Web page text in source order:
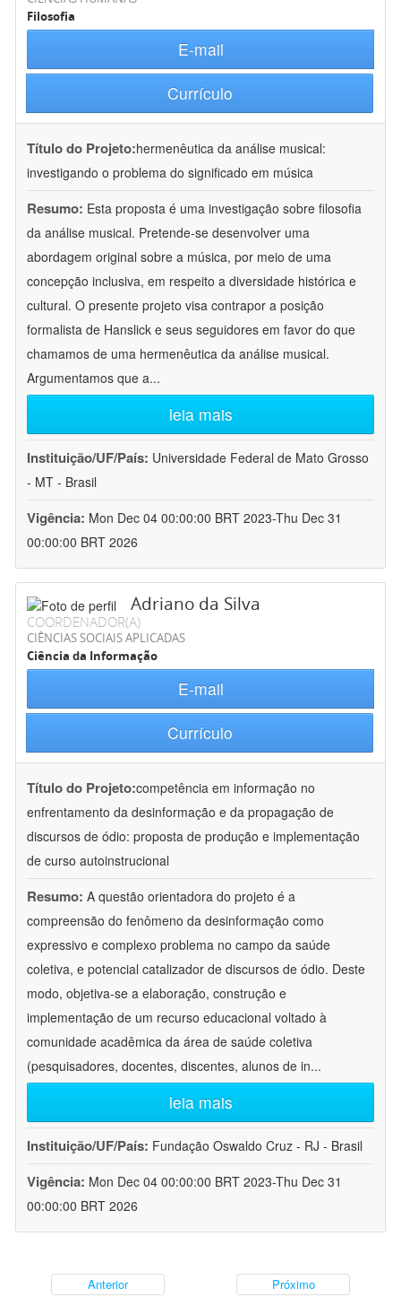
Filosofia
E-mail
Currículo
Título do Projeto:hermenêutica da análise musical:
investigando o problema do significado em música
Resumo: Esta proposta é uma investigação sobre filosofia
da análise musical. Pretende-se desenvolver uma
abordagem original sobre a música, por meio de uma
concepção inclusiva, em respeito a diversidade histórica e
cultural. O presente projeto visa contrapor a posição
formalista de Hanslick e seus seguidores em favor do que
chamamos de uma hermenêutica da análise musical.
Argumentamos que a...
leia mais
Instituição/UF/País: Universidade Federal de Mato Grosso
- MT - Brasil
Vigência: Mon Dec 04 00:00:00 BRT 2023-Thu Dec 31
00:00:00 BRT 2026
Adriano da Silva
COORDENADOR(A)
CIÊNCIAS SOCIAIS APLICADAS
Ciência da Informação
E-mail
Currículo
Título do Projeto:competência em informação no
enfrentamento da desinformação e da propagação de
discursos de ódio: proposta de produção e implementação
de curso autoinstrucional
Resumo: A questão orientadora do projeto é a
compreensão do fenômeno da desinformação como
expressivo e complexo problema no campo da saúde
coletiva, e potencial catalizador de discursos de ódio. Deste
modo, objetiva-se a elaboração, construção e
implementação de um recurso educacional voltado à
comunidade acadêmica da área de saúde coletiva
(pesquisadores, docentes, discentes, alunos de in...
leia mais
Instituição/UF/País: Fundação Oswaldo Cruz - RJ - Brasil
Vigência: Mon Dec 04 00:00:00 BRT 2023-Thu Dec 31
00:00:00 BRT 2026
Anterior Próximo